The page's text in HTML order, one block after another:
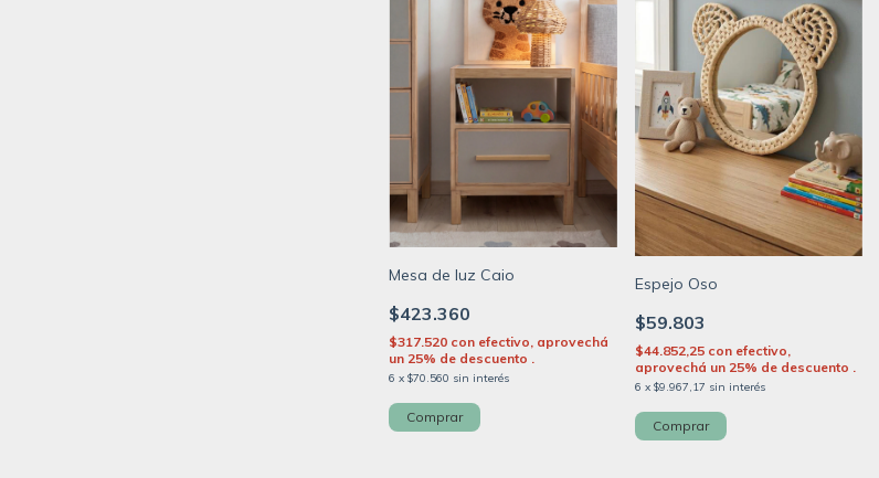
Mesa de luz Caio
$423.360
6 x$70.560 sin interés
$317.520 con efectivo, aprovechá
un 25% de descuento .
Espejo Oso
$59.803
6 x $9.967,17 sin interés
$44.852,25 con efectivo,
aprovechá un 25% de descuento .